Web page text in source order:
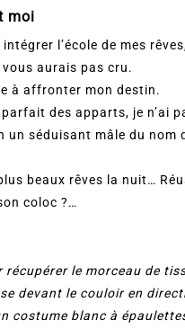
moi
l’école de mes
aurais pas cru.
à affronter mon destin.
des apparts, je n’ai
séduisant mâle du nom
beaux rêves la nuit…
coloc ?…
le morceau de
devant le couloir en
costume blanc à